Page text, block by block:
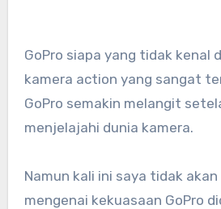
GoPro siapa yang tidak kenal dengan produsen
kamera action yang sangat
GoPro semakin melangit
menjelajahi dunia kamera.
Namun kali ini saya tidak
mengenai kekuasaan GoPro